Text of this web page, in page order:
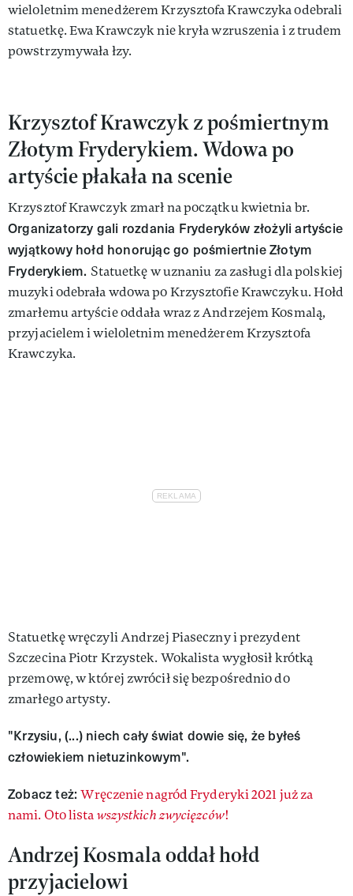
wieloletnim menedżerem Krzysztofa Krawczyka odebrali
statuetkę. Ewa Krawczyk nie kryła wzruszenia i z trudem
powstrzymywała łzy.
Krzysztof Krawczyk z pośmiertnym
Złotym Fryderykiem. Wdowa po
artyście płakała na scenie
Krzysztof Krawczyk zmarł na początku kwietnia br.
Organizatorzy gali rozdania Fryderyków złożyli artyście
wyjątkowy hołd honorując go pośmiertnie Złotym
Fryderykiem. Statuetkę w uznaniu za zasługi dla polskiej
muzyki odebrała wdowa po Krzysztofie Krawczyku. Hołd
zmarłemu artyście oddała wraz z Andrzejem Kosmalą,
przyjacielem i wieloletnim menedżerem Krzysztofa
Krawczyka.
Statuetkę wręczyli Andrzej Piaseczny i prezydent
Szczecina Piotr Krzystek. Wokalista wygłosił krótką
przemowę, w której zwrócił się bezpośrednio do
zmarłego artysty.
"Krzysiu, (...) niech cały świat dowie się, że byłeś
człowiekiem nietuzinkowym".
Zobacz też:Wręczenie nagród Fryderyki 2021 już za
nami. Oto listawszystkich zwycięzców!
Andrzej Kosmala oddał hołd
przyjacielowi